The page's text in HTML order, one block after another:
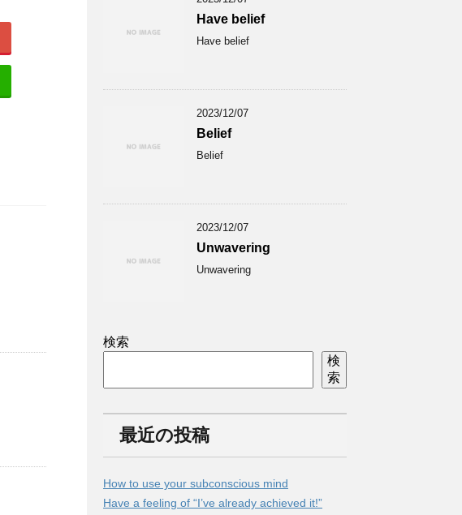
Have belief
Have belief
2023/12/07
Belief
Belief
2023/12/07
Unwavering
Unwavering
検索
検
索
最近の投稿
How to use your subconscious mind
Have a feeling of “I’ve already achieved it!”